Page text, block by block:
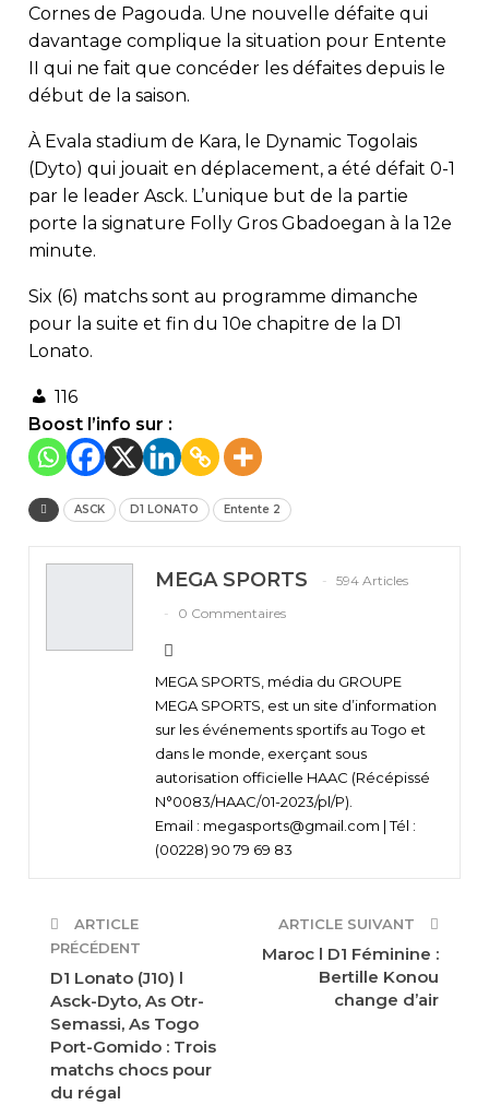
Cornes de Pagouda. Une nouvelle défaite qui
davantage complique la situation pour Entente
II qui ne fait que concéder les défaites depuis le
début de la saison.
À Evala stadium de Kara, le Dynamic Togolais
(Dyto) qui jouait en déplacement, a été défait 0-1
par le leader Asck. L’unique but de la partie
porte la signature Folly Gros Gbadoegan à la 12e
minute.
Six (6) matchs sont au programme dimanche
pour la suite et fin du 10e chapitre de la D1
Lonato.
116
Boost l’info sur :
ASCK D1 LONATO Entente 2
MEGA SPORTS
594 Articles
0 Commentaires
MEGA SPORTS, média du GROUPE
MEGA SPORTS, est un site d’information
sur les événements sportifs au Togo et
dans le monde, exerçant sous
autorisation officielle HAAC (Récépissé
N°0083/HAAC/01-2023/pl/P).
Email : megasports@gmail.com | Tél :
(00228) 90 79 69 83
ARTICLE
PRÉCÉDENT
D1 Lonato (J10) l
Asck-Dyto, As Otr-
Semassi, As Togo
Port-Gomido : Trois
matchs chocs pour
du régal
ARTICLE SUIVANT
Maroc l D1 Féminine :
Bertille Konou
change d’air